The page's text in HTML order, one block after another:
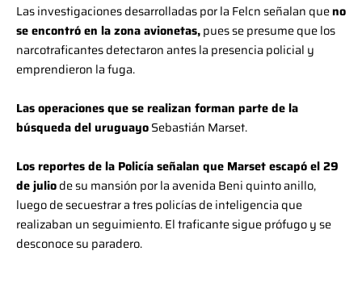
Las investigaciones desarrolladas por la Felcn señalan queno
se encontró en la zona avionetas,pues se presume que los
narcotraficantes detectaron antes la presencia policial y
emprendieron la fuga.
Las operaciones que se realizan forman parte de la
búsqueda del uruguayoSebastián Marset.
Los reportes de la Policía señalan que Marset escapó el 29
de juliode su mansión por la avenida Beni quinto anillo,
luego de secuestrar a tres policías de inteligencia que
realizaban un seguimiento. El traficante sigue prófugo y se
desconoce su paradero.